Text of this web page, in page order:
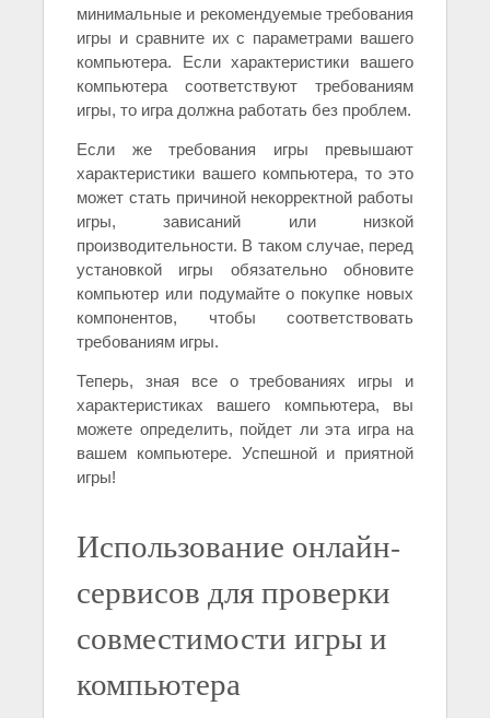
минимальные и рекомендуемые требования
игры и сравните их с параметрами вашего
компьютера. Если характеристики вашего
компьютера соответствуют требованиям
игры, то игра должна работать без проблем.
Если же требования игры превышают
характеристики вашего компьютера, то это
может стать причиной некорректной работы
игры, зависаний или низкой
производительности. В таком случае, перед
установкой игры обязательно обновите
компьютер или подумайте о покупке новых
компонентов, чтобы соответствовать
требованиям игры.
Теперь, зная все о требованиях игры и
характеристиках вашего компьютера, вы
можете определить, пойдет ли эта игра на
вашем компьютере. Успешной и приятной
игры!
Использование онлайн-
сервисов для проверки
совместимости игры и
компьютера